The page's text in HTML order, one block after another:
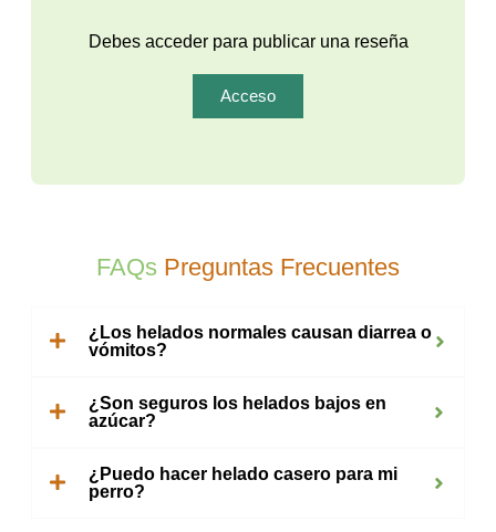
Debes acceder para publicar una reseña
Acceso
FAQs Preguntas Frecuentes
¿Los helados normales causan diarrea o
vómitos?
¿Son seguros los helados bajos en
azúcar?
¿Puedo hacer helado casero para mi
perro?